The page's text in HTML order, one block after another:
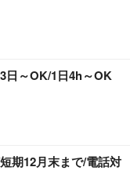
日～OK/1日4h～OK
期12月末まで/電話対